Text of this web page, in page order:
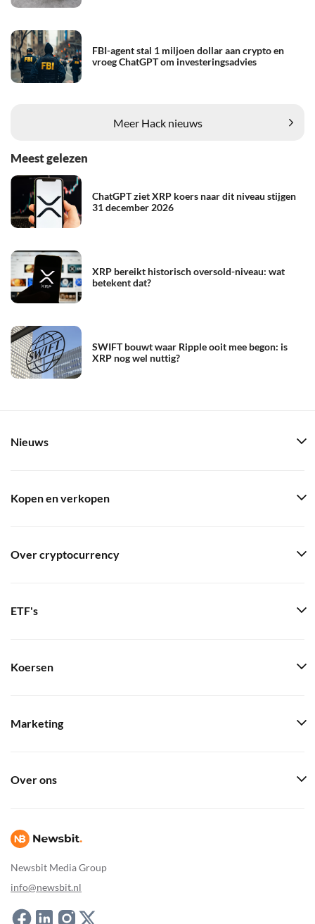
FBI-agent stal 1 miljoen dollar aan crypto en
vroeg ChatGPT om investeringsadvies
Meer Hack nieuws
Meest gelezen
ChatGPT ziet XRP koers naar dit niveau stijgen
31 december 2026
XRP bereikt historisch oversold-niveau: wat
betekent dat?
SWIFT bouwt waar Ripple ooit mee begon: is
XRP nog wel nuttig?
Newsbit Media Group
info@newsbit.nl
Nieuws
Kopen en verkopen
Over cryptocurrency
ETF's
Koersen
Marketing
Over ons